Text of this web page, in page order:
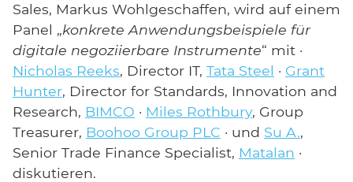
Sales, Markus Wohlgeschaffen, wird auf einem
Panel „konkrete Anwendungsbeispiele für
digitale negoziierbare Instrumente“ mit ·
Nicholas Reeks, Director IT, Tata Steel · Grant
Hunter, Director for Standards, Innovation and
Research, BIMCO · Miles Rothbury, Group
Treasurer, Boohoo Group PLC · und Su A.,
Senior Trade Finance Specialist, Matalan ·
diskutieren.